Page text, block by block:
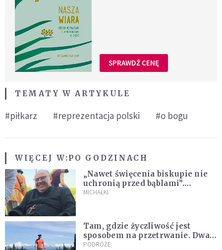
SPRAWDŹ CENĘ
TEMATY W ARTYKULE
#piłkarz #reprezentacja polski #o bogu
WIĘCEJ W:PO GODZINACH
„Nawet święcenia biskupie nie
uchronią przed bąblami”.
Archidiecezja pokazała
MICHAŁKI
Tam, gdzie życzliwość jest
sposobem na przetrwanie. Dwa
tygodnie na Alasce [REPORTAŻ]
PODRÓŻE